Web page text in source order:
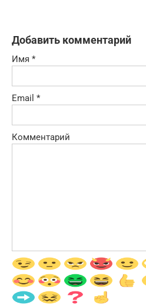
Добавить комментарий
Имя *
Email *
Комментарий